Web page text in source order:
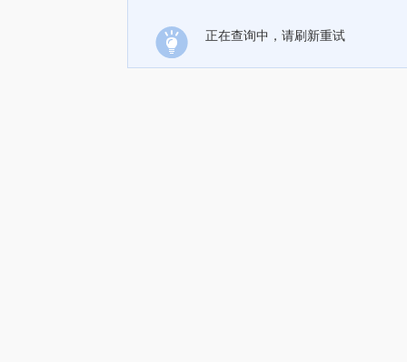
正在查询中，请刷新重试